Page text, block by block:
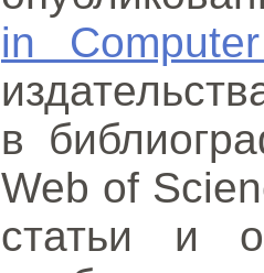
in
в
Web of
статьи и